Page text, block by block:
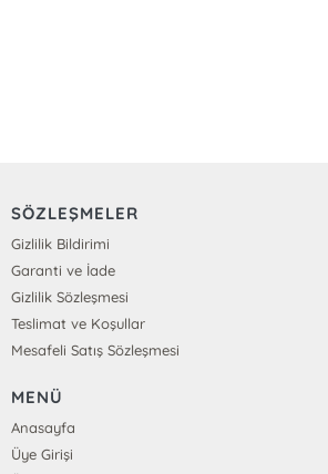
SÖZLEŞMELER
Gizlilik Bildirimi
Garanti ve İade
Gizlilik Sözleşmesi
Teslimat ve Koşullar
Mesafeli Satış Sözleşmesi
MENÜ
Anasayfa
Üye Girişi